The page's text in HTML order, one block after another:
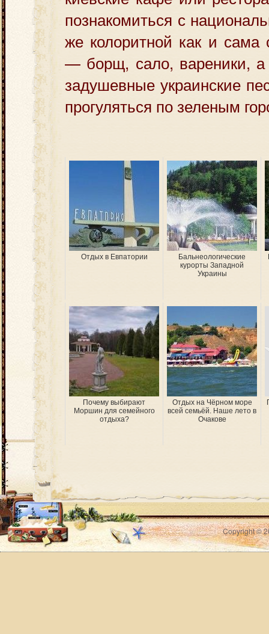
познакомиться с
же колоритной как и сама
— борщ, сало, вареники, а
задушевные украинские
прогуляться по зеленым
Отдых в Евпатории
Бальнеологические
курорты Западной
Украины
Почему выбирают
Моршин для семейного
отдыха?
Отдых на Чёрном море
всей семьёй. Наше лето в
Очакове
Copyright ©